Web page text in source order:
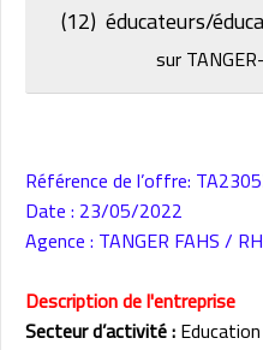
(12) éducateurs/
sur
Référence de l’offre:
Date : 23/05/2022
Agence : TANGER FAHS /
Description de l'entreprise
Secteur d’activité :Education